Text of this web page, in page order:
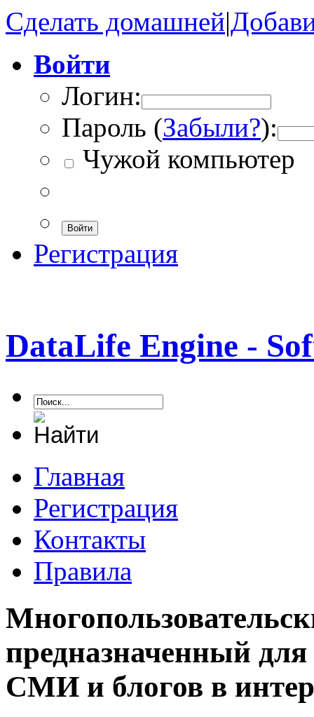
Сделать домашней|
Войти
Логин:
Пароль (Забыли?):
Чужой компьютер
Войти
Регистрация
DataLife Engine -
Главная
Регистрация
Контакты
Правила
предназначенный
СМИ и блогов в